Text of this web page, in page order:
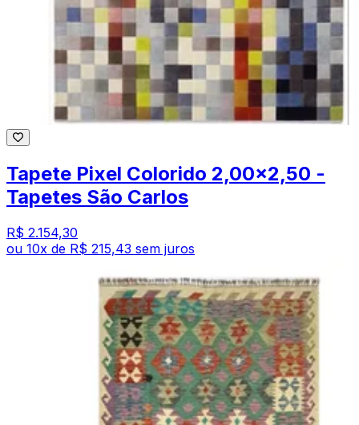
Tapete Pixel Colorido 2,00x2,50 -
Tapetes São Carlos
R$ 2.154,30
ou 10x de R$ 215,43 sem juros